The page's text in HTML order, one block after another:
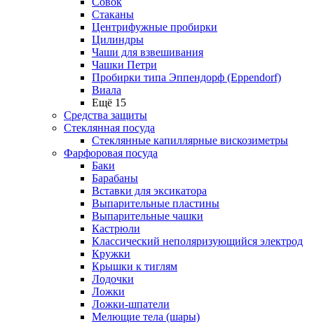
Стаканы
Центрифужные пробирки
Цилиндры
Чаши для взвешивания
Чашки Петри
Пробирки типа Эппендорф (Eppendorf)
Виала
Ещё 15
Средства защиты
Стеклянная посуда
Стеклянные капиллярные вискозиметры
Фарфоровая посуда
Баки
Барабаны
Вставки для эксикатора
Выпарительные пластины
Выпарительные чашки
Кастрюли
Классический неполяризующийся электрод
Кружки
Крышки к тиглям
Лодочки
Ложки
Ложки-шпатели
Мелющие тела (шары)